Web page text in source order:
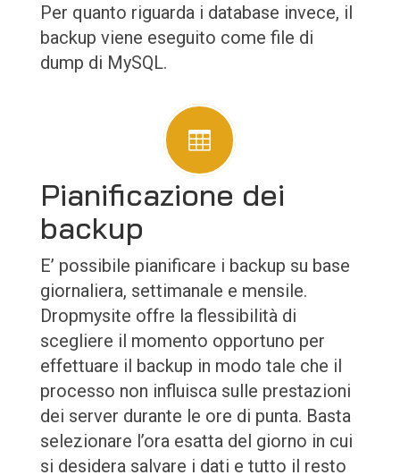
Per quanto riguarda i database invece, il
backup viene eseguito come file di
dump di MySQL.

Pianificazione dei
backup
E’ possibile pianificare i backup su base
giornaliera, settimanale e mensile.
Dropmysite offre la flessibilità di
scegliere il momento opportuno per
effettuare il backup in modo tale che il
processo non influisca sulle prestazioni
dei server durante le ore di punta. Basta
selezionare l’ora esatta del giorno in cui
si desidera salvare i dati e tutto il resto